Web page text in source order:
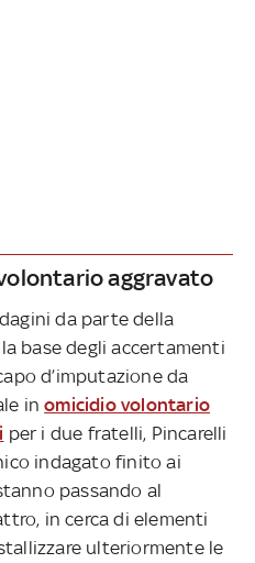
aggravato
da parte della
base degli accertamenti
d’imputazione da
inomicidio volontario
per i due fratelli, Pincarelli
indagato finito ai
passando al
in cerca di elementi
ulteriormente le